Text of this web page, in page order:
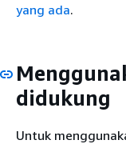
yang ada.
didukung
Untuk